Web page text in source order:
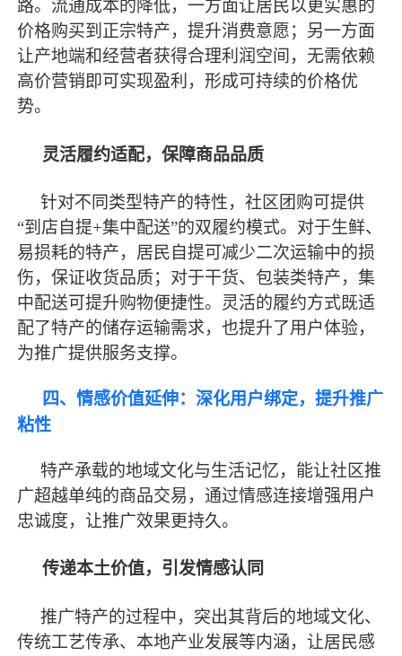
路。流通成本的降低，一方面让居民以更实惠的
价格购买到正宗特产，提升消费意愿；另一方面
让产地端和经营者获得合理利润空间，无需依赖
高价营销即可实现盈利，形成可持续的价格优
势。
灵活履约适配，保障商品品质
针对不同类型特产的特性，社区团购可提供
“到店自提+集中配送”的双履约模式。对于生鲜、
易损耗的特产，居民自提可减少二次运输中的损
伤，保证收货品质；对于干货、包装类特产，集
中配送可提升购物便捷性。灵活的履约方式既适
配了特产的储存运输需求，也提升了用户体验，
为推广提供服务支撑。
四、情感价值延伸：深化用户绑定，提升推广
粘性
特产承载的地域文化与生活记忆，能让社区推
广超越单纯的商品交易，通过情感连接增强用户
忠诚度，让推广效果更持久。
传递本土价值，引发情感认同
推广特产的过程中，突出其背后的地域文化、
传统工艺传承、本地产业发展等内涵，让居民感